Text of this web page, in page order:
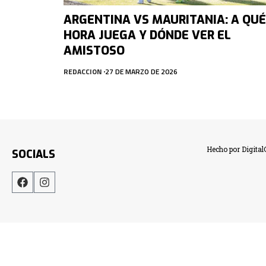
ARGENTINA VS MAURITANIA: A QUÉ
HORA JUEGA Y DÓNDE VER EL
AMISTOSO
REDACCION 27 DE MARZO DE 2026
SOCIALS Hecho por